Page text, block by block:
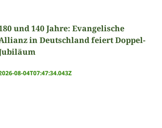
und 140 Jahre: Evangelische
in Deutschland feiert Doppel-
08-04T07:47:34.043Z